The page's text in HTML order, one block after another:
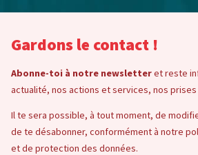
Gardons le contact !
Abonne-toi à notre newsletteret reste
actualité, nos actions et services, nos
Il te sera possible, à tout moment, de
de te désabonner, conformément à notre
et de protection des données.